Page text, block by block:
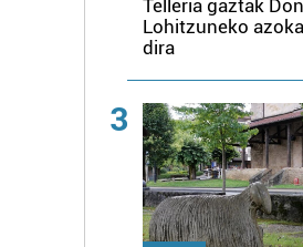
Telleria gaztak
Lohitzuneko
dira
3